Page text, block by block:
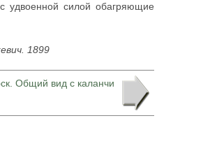
удвоенной силой обагряющие
1899
Общий вид с каланчи